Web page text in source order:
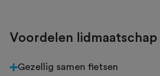
Voordelen lidmaatschap
Gezellig samen fietsen